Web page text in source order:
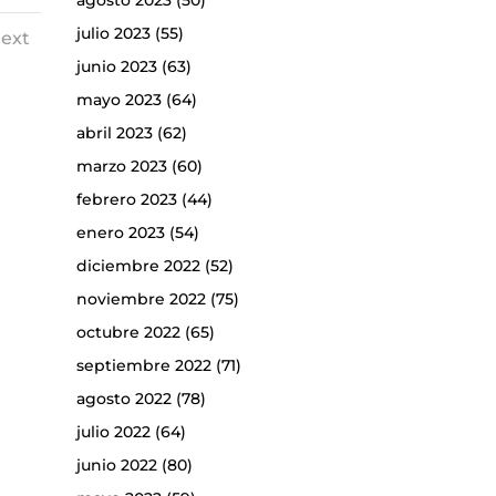
julio 2023(55)
junio 2023(63)
mayo 2023(64)
abril 2023(62)
marzo 2023(60)
febrero 2023(44)
enero 2023(54)
diciembre 2022(52)
noviembre 2022(75)
octubre 2022(65)
septiembre 2022(71)
agosto 2022(78)
julio 2022(64)
junio 2022(80)